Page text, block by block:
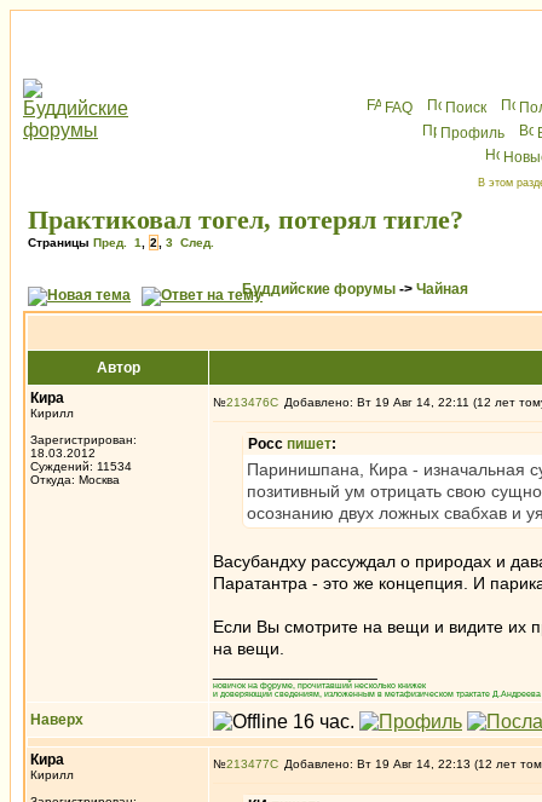
FAQ Поиск
Профиль
В этом
Практиковал тогел, потерял тигле?
Страницы Пред. 1 2 3 След.
Буддийские форумы -> Чайная
Автор
Кира
Кирилл
Зарегистрирован:
18.03.2012
Суждений: 11534
Откуда: Москва
№213476 Добавлено: Вт 19 Авг 14, 22:11 (12 лет
Росс пишет:
Паринишпана, Кира - изначальная
позитивный ум отрицать свою
осознанию двух ложных свабхав и
Васубандху рассуждал о природах и
Паратантра - это же концепция. И
Если Вы смотрите на вещи и видите их
на вещи.
новичок на форуме, прочитавший несколько книжек
и доверяющий сведениям, изложенным в метафизическом трактате
Наверх
Кира
Кирилл
№213477 Добавлено: Вт 19 Авг 14, 22:13 (12 лет